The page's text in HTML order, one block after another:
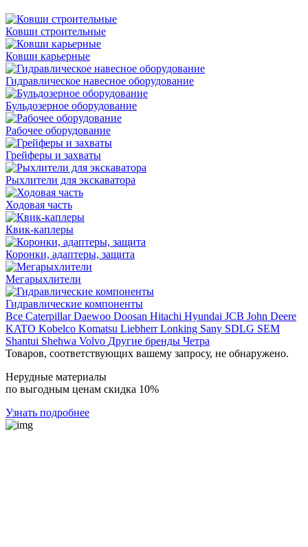
Ковши строительные
Ковши карьерные
Гидравлическое навесное оборудование
Бульдозерное оборудование
Рабочее оборудование
Грейферы и захваты
Рыхлители для экскаватора
Ходовая часть
Квик-каплеры
Коронки, адаптеры, защита
Мегарыхлители
Гидравлические компоненты
Все CaterpillarDaewoo Doosan Hitachi Hyundai JCB John Deere
KATO Kobelco Komatsu LiebherrLonking Sany SDLG SEM
Shantui Shehwa Volvo Другие бренды Четра
Товаров, соответствующих вашему запросу, не обнаружено.
Нерудные материалы
по выгодным ценам скидка 10%
Узнать подробнее